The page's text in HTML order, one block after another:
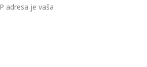
adresa je vaša